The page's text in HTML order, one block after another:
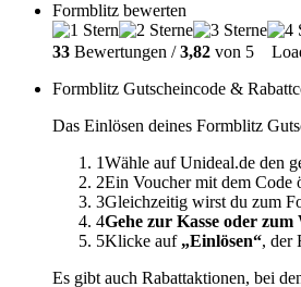
Formblitz bewerten
33 Bewertungen /3,82 von 5
Formblitz Gutscheincode &
Das Einlösen deines Formblitz
1Wähle auf Unideal.de den
2Ein Voucher mit dem Code
3Gleichzeitig wirst du zum
4Gehe zur Kasse oder
5Klicke auf „Einlösen“, der
Es gibt auch Rabattaktionen, bei